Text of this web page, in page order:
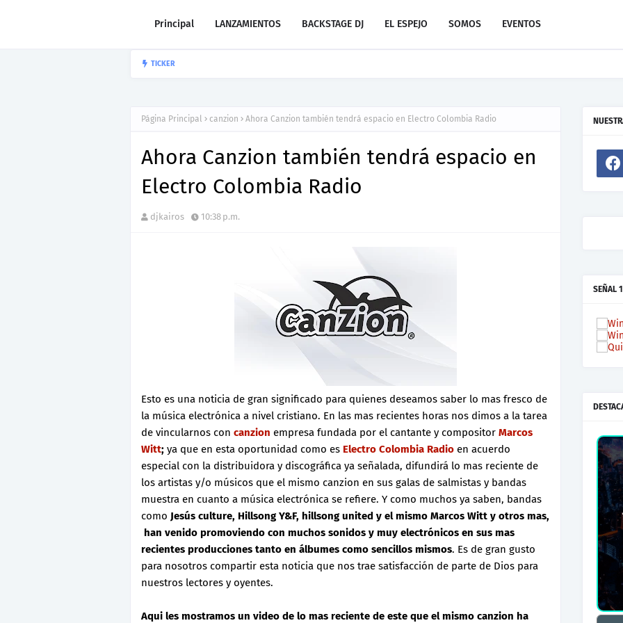
Principal LANZAMIENTOS BACKSTAGE DJ EL ESPEJO SOMOS EVENTOS
TICKER
Página Principal canzion Ahora Canzion también tendrá espacio en Electro Colombia Radio
Ahora Canzion también tendrá espacio en
Electro Colombia Radio
djkairos 10:38 p.m.
Esto es una noticia de gran significado para quienes deseamos saber lo mas fresco de
la música electrónica a nivel cristiano. En las mas recientes horas nos dimos a la tarea
de vincularnos con canzion empresa fundada por el cantante y compositor Marcos
Witt; ya que en esta oportunidad como es Electro Colombia Radio en acuerdo
especial con la distribuidora y discográfica ya señalada, difundirá lo mas reciente de
los artistas y/o músicos que el mismo canzion en sus galas de salmistas y bandas
muestra en cuanto a música electrónica se refiere. Y como muchos ya saben, bandas
como Jesús culture, Hillsong Y&F, hillsong united y el mismo Marcos Witt y otros mas,
han venido promoviendo con muchos sonidos y muy electrónicos en sus mas
recientes producciones tanto en álbumes como sencillos mismos. Es de gran gusto
para nosotros compartir esta noticia que nos trae satisfacción de parte de Dios para
nuestros lectores y oyentes.
Aqui les mostramos un video de lo mas reciente de este que el mismo canzion ha
SEÑAL 1